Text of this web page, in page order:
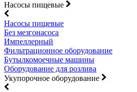
Насосы пищевые
Насосы пищевые
Без мезгонасоса
Импеллерный
Фильтрационное оборудование
Бутылкомоечные машины
Оборудование для розлива
Укупорочное оборудование